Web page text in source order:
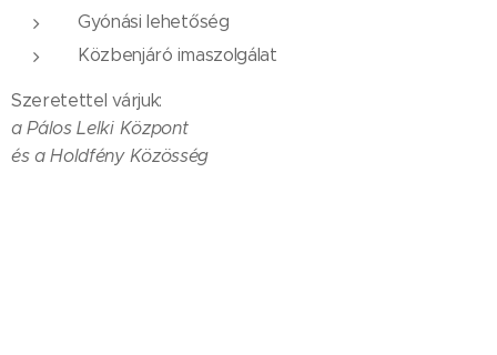
Gyónási lehetőség
Közbenjáró imaszolgálat
Szeretettel várjuk:
a Pálos Lelki Központ
és a Holdfény Közösség